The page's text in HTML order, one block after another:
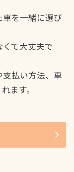
を一緒に選び
て大丈夫で
払い方法、車
ます。